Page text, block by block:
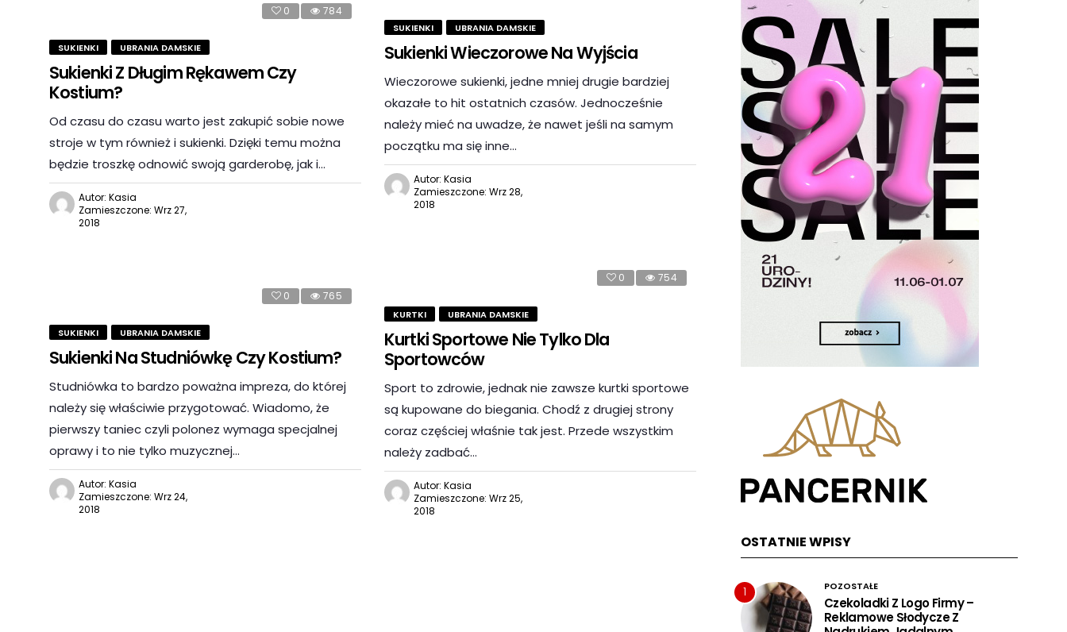
SUKIENKI UBRANIA DAMSKIE
Sukienki Wieczorowe Na Wyjścia
Wieczorowe sukienki, jedne mniej drugie bardziej
okazałe to hit ostatnich czasów. Jednocześnie
należy mieć na uwadze, że nawet jeśli na samym
początku ma się inne…
Autor: Kasia
Zamieszczone: Wrz 28,
2018
0 784
SUKIENKI UBRANIA DAMSKIE
Sukienki Z Długim Rękawem Czy
Kostium?
Od czasu do czasu warto jest zakupić sobie nowe
stroje w tym również i sukienki. Dzięki temu można
będzie troszkę odnowić swoją garderobę, jak i…
Autor: Kasia
Zamieszczone: Wrz 27,
2018
0 754
KURTKI UBRANIA DAMSKIE
Kurtki Sportowe Nie Tylko Dla
Sportowców
Sport to zdrowie, jednak nie zawsze kurtki sportowe
są kupowane do biegania. Chodź z drugiej strony
coraz częściej właśnie tak jest. Przede wszystkim
należy zadbać…
Autor: Kasia
Zamieszczone: Wrz 25,
2018
0 765
SUKIENKI UBRANIA DAMSKIE
Sukienki Na Studniówkę Czy Kostium?
Studniówka to bardzo poważna impreza, do której
należy się właściwie przygotować. Wiadomo, że
pierwszy taniec czyli polonez wymaga specjalnej
oprawy i to nie tylko muzycznej…
Autor: Kasia
Zamieszczone: Wrz 24,
2018
OSTATNIE WPISY
1 POZOSTAŁE
Czekoladki Z Logo Firmy –
Reklamowe Słodycze Z